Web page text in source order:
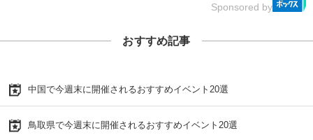
Sponsored by
おすすめ記事
中国で今週末に開催されるおすすめイベント20選
鳥取県で今週末に開催されるおすすめイベント20選